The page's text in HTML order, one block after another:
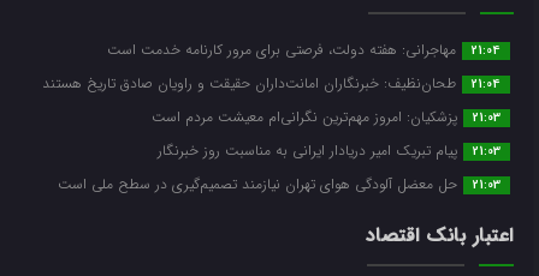
21:04 مهاجرانی: هفته دولت، فرصتی برای مرور کارنامه خدمت است
21:04 طحان‌نظیف: خبرنگاران امانت‌داران حقیقت و راویان صادق تاریخ‌ هستند
21:03 پزشکیان: امروز مهم‌ترین نگرانی‌ام معیشت مردم است
21:03 پیام تبریک امیر دریادار ایرانی به مناسبت روز خبرنگار
21:03 حل معضل آلودگی هوای تهران نیازمند تصمیم‌گیری در سطح ملی است
اعتبار بانک اقتصاد